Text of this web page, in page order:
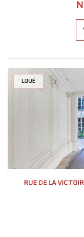
LOUÉ
RUE DE LA